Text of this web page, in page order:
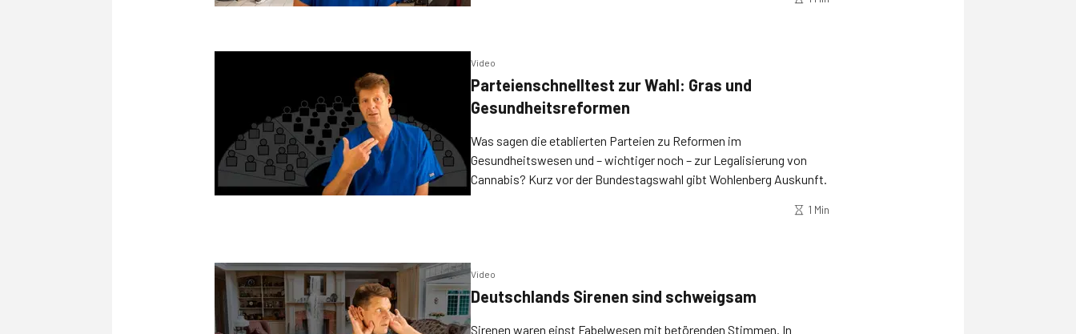
Video
Parteienschnelltest zur Wahl: Gras und
Gesundheitsreformen
Was sagen die etablierten Parteien zu Reformen im
Gesundheitswesen und – wichtiger noch – zur Legalisierung von
Cannabis? Kurz vor der Bundestagswahl gibt Wohlenberg Auskunft.
1 Min
Video
Deutschlands Sirenen sind schweigsam
Sirenen waren einst Fabelwesen mit betörenden Stimmen. In